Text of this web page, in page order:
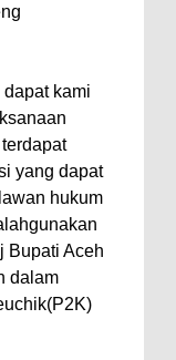
kami
yang dapat
hukum
Bupati Aceh
dalam